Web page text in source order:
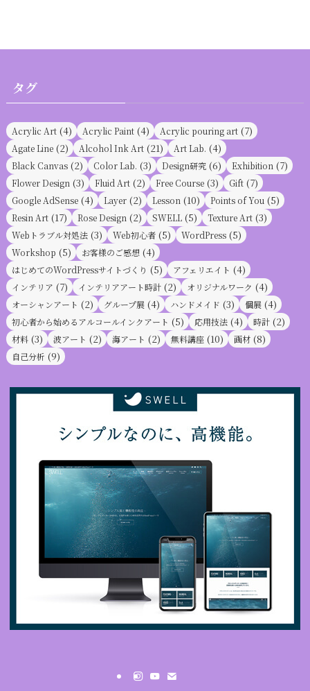
タグ
Acrylic Art (4) Acrylic Paint (4) Acrylic pouring art (7)
Agate Line (2) Alcohol Ink Art (21) Art Lab. (4)
Black Canvas (2) Color Lab. (3) Design研究 (6) Exhibition (7)
Flower Design (3) Fluid Art (2) Free Course (3) Gift (7)
Google AdSense (4) Layer (2) Lesson (10) Points of You (5)
Resin Art (17) Rose Design (2) SWELL (5) Texture Art (3)
Webトラブル対処法 (3) Web初心者 (5) WordPress (5)
Workshop (5) お客様のご感想 (4)
はじめてのWordPressサイトづくり (5) アフェリエイト (4)
インテリア (7) インテリアアート時計 (2) オリジナルワーク (4)
オーシャンアート (2) グループ展 (4) ハンドメイド (3) 個展 (4)
初心者から始めるアルコールインクアート (5) 応用技法 (4) 時計 (2)
材料 (3) 波アート (2) 海アート (2) 無料講座 (10) 画材 (8)
自己分析 (9)